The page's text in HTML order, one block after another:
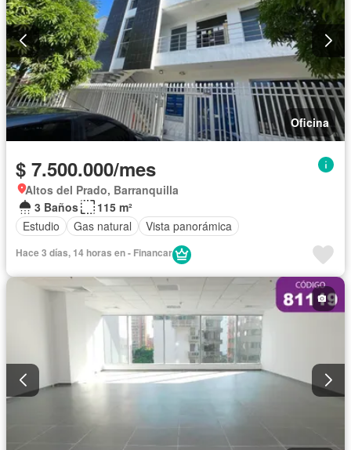
Oficina
$ 7.500.000/mes
Altos del Prado, Barranquilla
3 Baños
115 m²
Estudio
Gas natural Vista panorámica
Hace 3 días, 14 horas en - Financar